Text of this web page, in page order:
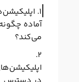
آماده
می‌کند؟